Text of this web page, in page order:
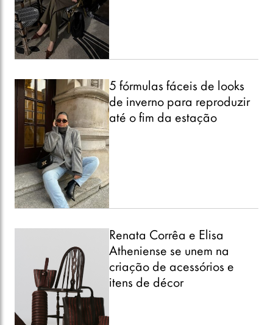
5 fórmulas fáceis de looks
de inverno para reproduzir
até o fim da estação
Renata Corrêa e Elisa
Atheniense se unem na
criação de acessórios e
itens de décor